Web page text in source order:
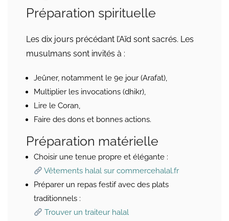
Préparation spirituelle
Les dix jours précédant l’Aïd sont sacrés. Les
musulmans sont invités à :
Jeûner, notamment le 9e jour (Arafat),
Multiplier les invocations (dhikr),
Lire le Coran,
Faire des dons et bonnes actions.
Préparation matérielle
Choisir une tenue propre et élégante :
Vêtements halal sur commercehalal.fr
Préparer un repas festif avec des plats
traditionnels :
Trouver un traiteur halal